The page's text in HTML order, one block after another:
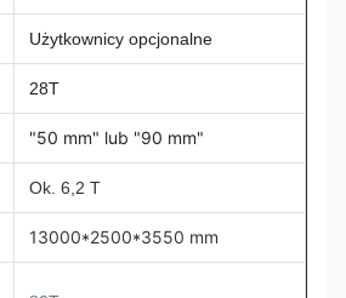
Użytkownicy opcjonalne
28T
"50 mm" lub "90 mm"
Ok. 6,2 T
13000*2500*3550 mm